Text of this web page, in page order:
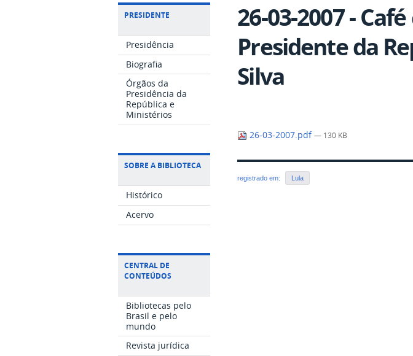
PRESIDENTE
Presidência
Biografia
Órgãos da
Presidência da
República e
Ministérios
SOBRE A BIBLIOTECA
Histórico
Acervo
CENTRAL DE
CONTEÚDOS
Bibliotecas pelo
Brasil e pelo
mundo
Revista jurídica
26-03-2007 -
Presidente da
Silva
26-03-2007.pdf— 130 KB
registrado em: Lula